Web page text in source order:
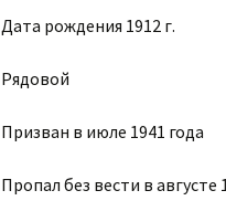
Дата рождения 1912 г.
Рядовой
Призван в июле 1941 года
Пропал без вести в августе